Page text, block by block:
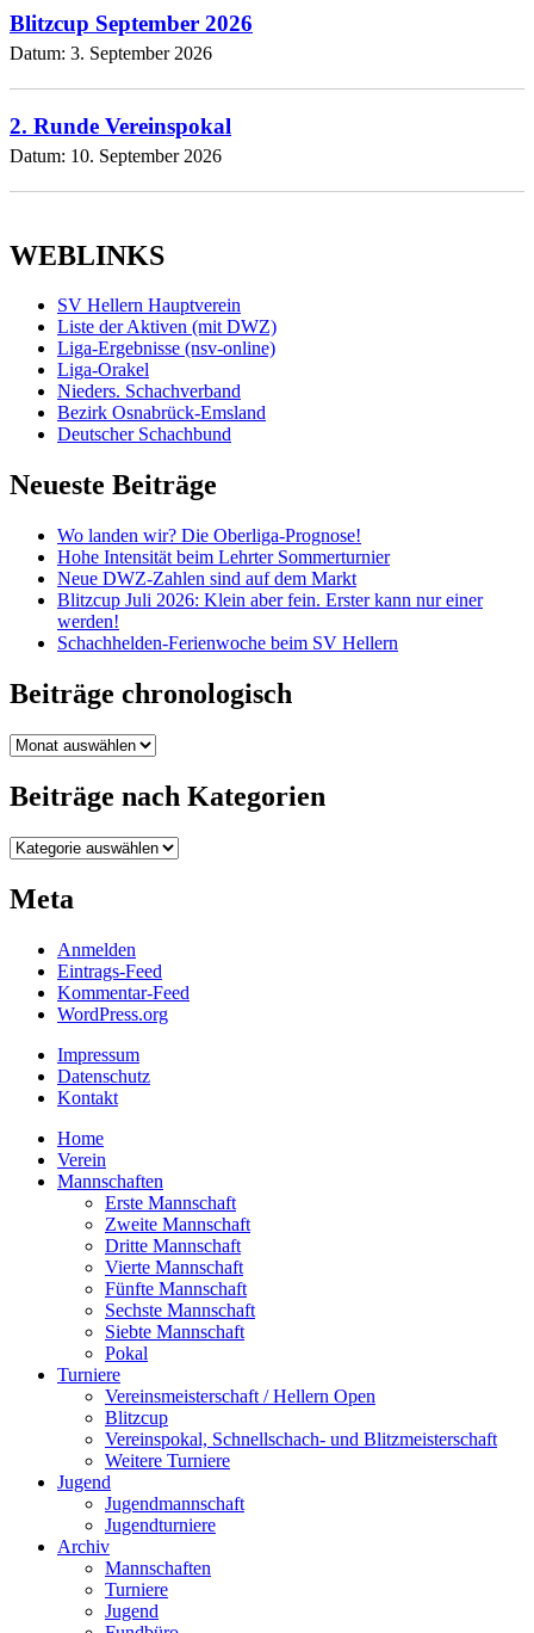
Blitzcup September 2026
Datum: 3. September 2026
2. Runde Vereinspokal
Datum: 10. September 2026
WEBLINKS
SV Hellern Hauptverein
Liste der Aktiven (mit DWZ)
Liga-Ergebnisse (nsv-online)
Liga-Orakel
Nieders. Schachverband
Bezirk Osnabrück-Emsland
Deutscher Schachbund
Neueste Beiträge
Wo landen wir? Die Oberliga-Prognose!
Hohe Intensität beim Lehrter Sommerturnier
Neue DWZ-Zahlen sind auf dem Markt
Blitzcup Juli 2026: Klein aber fein. Erster kann nur einer
werden!
Schachhelden-Ferienwoche beim SV Hellern
Beiträge chronologisch
Beiträge
Beiträge nach Kategorien
Beiträge
Kategorien
Meta
Anmelden
Eintrags-Feed
Kommentar-Feed
WordPress.org
Impressum
Datenschutz
Kontakt
Home
Verein
Mannschaften
Erste Mannschaft
Zweite Mannschaft
Dritte Mannschaft
Vierte Mannschaft
Fünfte Mannschaft
Sechste Mannschaft
Siebte Mannschaft
Pokal
Turniere
Vereinsmeisterschaft / Hellern Open
Blitzcup
Vereinspokal, Schnellschach- und Blitzmeisterschaft
Weitere Turniere
Jugend
Jugendmannschaft
Jugendturniere
Archiv
Mannschaften
Turniere
Jugend